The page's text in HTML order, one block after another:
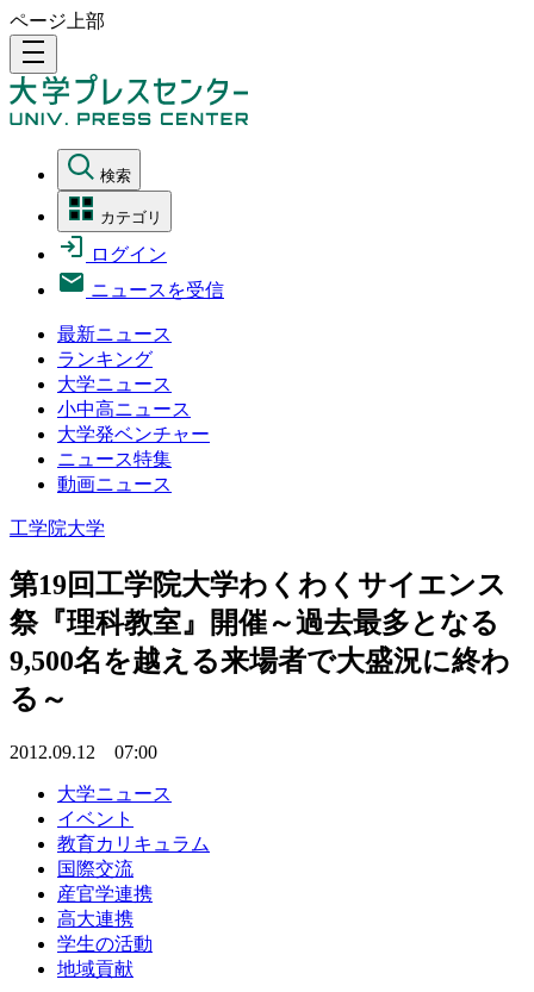
ページ上部
density_medium
検索
カテゴリ
ログイン
ニュースを受信
最新ニュース
ランキング
大学ニュース
小中高ニュース
大学発ベンチャー
ニュース特集
動画ニュース
工学院大学
第19回工学院大学わくわくサイエンス
祭『理科教室』開催～過去最多となる
9,500名を越える来場者で大盛況に終わ
る～
2012.09.12 07:00
大学ニュース
イベント
教育カリキュラム
国際交流
産官学連携
高大連携
学生の活動
地域貢献